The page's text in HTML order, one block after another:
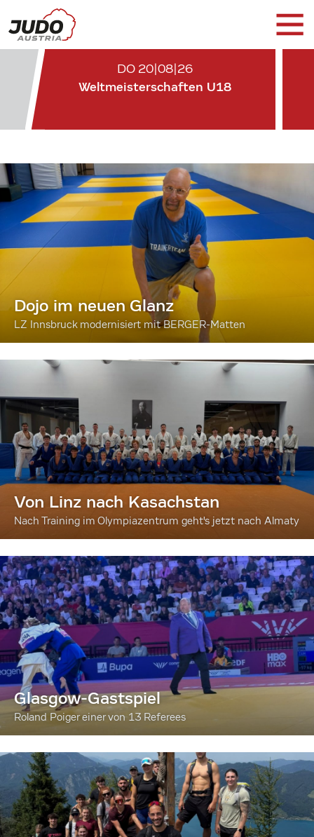
DO 20|08|26
Weltmeisterschaften U18
Dojo im neuen Glanz
LZ Innsbruck modernisiert mit BERGER-Matten
Von Linz nach Kasachstan
Nach Training im Olympiazentrum geht's jetzt nach Almaty
Glasgow-Gastspiel
Roland Poiger einer von 13 Referees